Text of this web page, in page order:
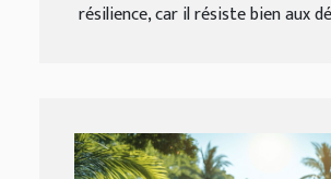
résilience, car il résiste bien aux